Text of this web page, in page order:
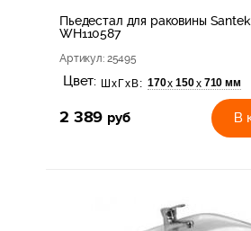
Пьедестал для раковины
WH110587
Артикул: 25495
Цвет: ШхГхВ: 170х 150х 710 мм
2 389 руб В